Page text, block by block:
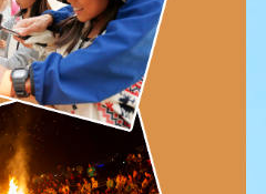
2sun
城県
キャンプ場
込期間】
(月)14:00～
(月)10:00